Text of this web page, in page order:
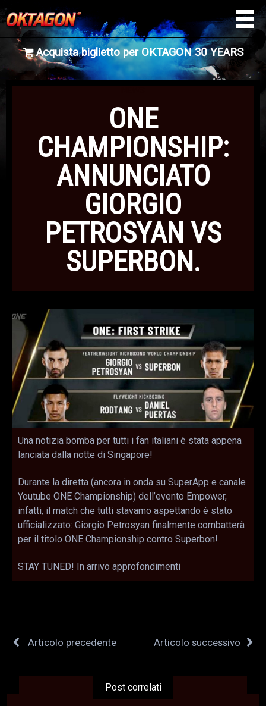
Acquista biglietto per OKTAGON 30 YEARS
ONE
CHAMPIONSHIP:
ANNUNCIATO
GIORGIO
PETROSYAN VS
SUPERBON.
Una notizia bomba per tutti i fan italiani è stata appena
lanciata dalla notte di Singapore!
Durante la diretta (ancora in onda su SuperApp e canale
Youtube ONE Championship) dell’evento Empower,
infatti, il match che tutti stavamo aspettando è stato
ufficializzato: Giorgio Petrosyan finalmente combatterà
per il titolo ONE Championship contro Superbon!
STAY TUNED! In arrivo approfondimenti
Articolo precedente Articolo successivo
Post correlati